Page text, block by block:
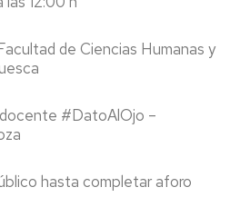
de Ciencias Humanas y
#DatoAlOjo –
hasta completar aforo